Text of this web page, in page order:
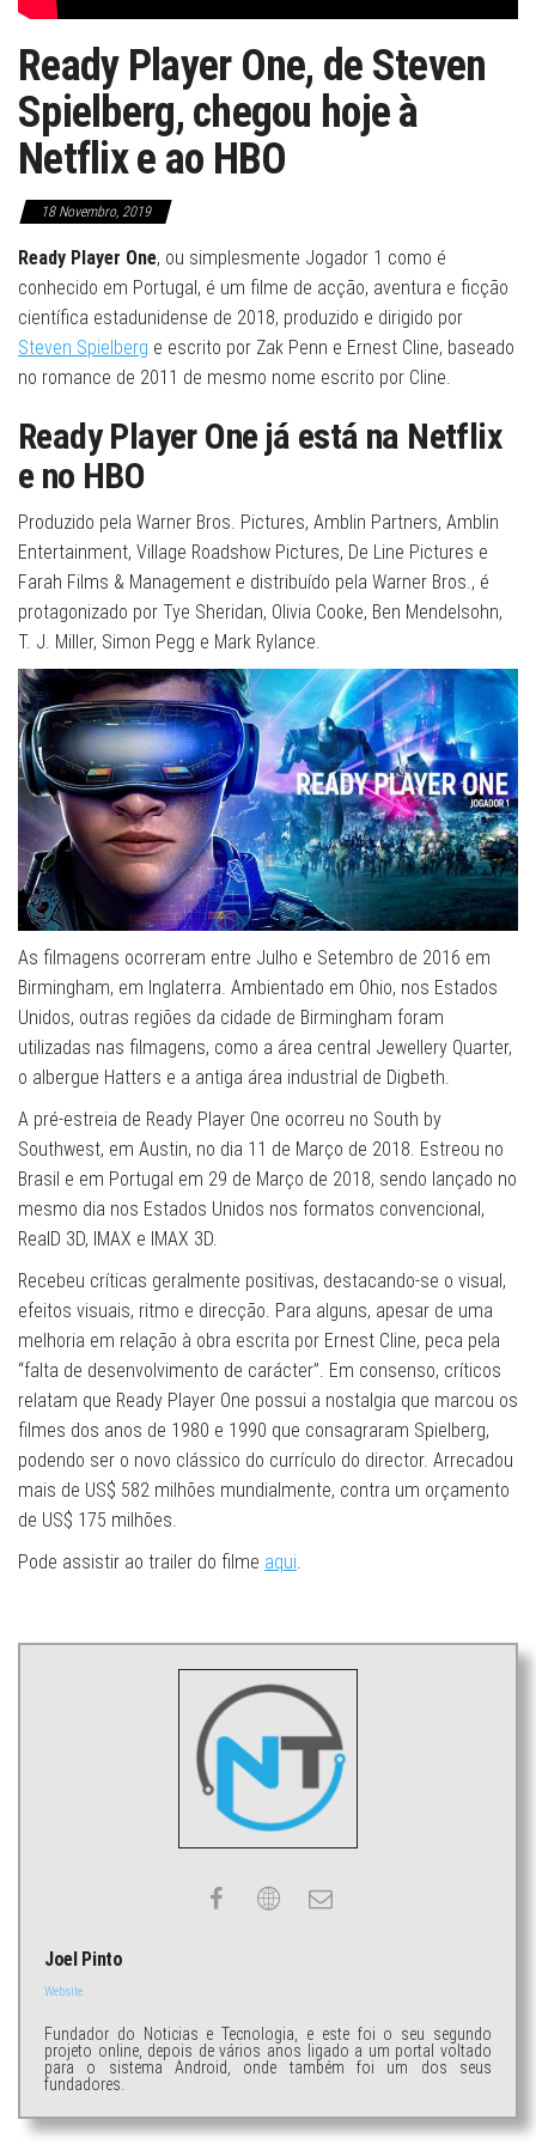
Ready Player One, de Steven
Spielberg, chegou hoje à
Netflix e ao HBO
18 Novembro, 2019
Ready Player One, ou simplesmente Jogador 1 como é
conhecido em Portugal, é um filme de acção, aventura e ficção
científica estadunidense de 2018, produzido e dirigido por
Steven Spielberg e escrito por Zak Penn e Ernest Cline, baseado
no romance de 2011 de mesmo nome escrito por Cline.
Ready Player One já está na Netflix
e no HBO
Produzido pela Warner Bros. Pictures, Amblin Partners, Amblin
Entertainment, Village Roadshow Pictures, De Line Pictures e
Farah Films & Management e distribuído pela Warner Bros., é
protagonizado por Tye Sheridan, Olivia Cooke, Ben Mendelsohn,
T. J. Miller, Simon Pegg e Mark Rylance.
As filmagens ocorreram entre Julho e Setembro de 2016 em
Birmingham, em Inglaterra. Ambientado em Ohio, nos Estados
Unidos, outras regiões da cidade de Birmingham foram
utilizadas nas filmagens, como a área central Jewellery Quarter,
o albergue Hatters e a antiga área industrial de Digbeth.
A pré-estreia de Ready Player One ocorreu no South by
Southwest, em Austin, no dia 11 de Março de 2018. Estreou no
Brasil e em Portugal em 29 de Março de 2018, sendo lançado no
mesmo dia nos Estados Unidos nos formatos convencional,
RealD 3D, IMAX e IMAX 3D.
Recebeu críticas geralmente positivas, destacando-se o visual,
efeitos visuais, ritmo e direcção. Para alguns, apesar de uma
melhoria em relação à obra escrita por Ernest Cline, peca pela
“falta de desenvolvimento de carácter”. Em consenso, críticos
relatam que Ready Player One possui a nostalgia que marcou os
filmes dos anos de 1980 e 1990 que consagraram Spielberg,
podendo ser o novo clássico do currículo do director. Arrecadou
mais de US$ 582 milhões mundialmente, contra um orçamento
de US$ 175 milhões.
Pode assistir ao trailer do filme aqui.
Joel Pinto
Website
Fundador do Noticias e Tecnologia, e este foi o seu segundo
projeto online, depois de vários anos ligado a um portal voltado
para o sistema Android, onde também foi um dos seus
fundadores.